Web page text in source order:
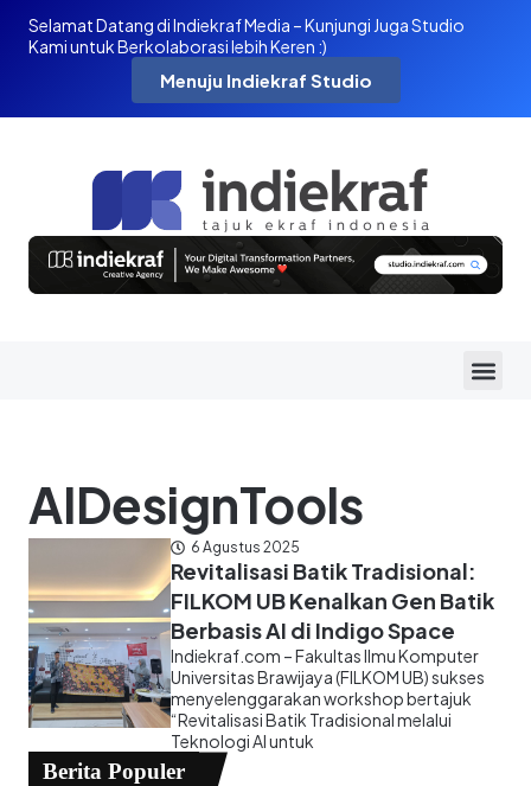
Selamat Datang di Indiekraf Media – Kunjungi Juga Studio
Kami untuk Berkolaborasi lebih Keren :)
Menuju Indiekraf Studio
AIDesignTools
6 Agustus 2025
Revitalisasi Batik Tradisional:
FILKOM UB Kenalkan Gen Batik
Berbasis AI di Indigo Space
Indiekraf.com – Fakultas Ilmu Komputer
Universitas Brawijaya (FILKOM UB) sukses
menyelenggarakan workshop bertajuk
“Revitalisasi Batik Tradisional melalui
Teknologi AI untuk
Berita Populer